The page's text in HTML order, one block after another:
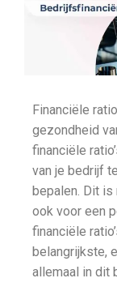
Financiële
gezondheid
financiële
van je bedrijf
bepalen. Dit
ook voor een
financiële
belangrijkste,
allemaal in dit